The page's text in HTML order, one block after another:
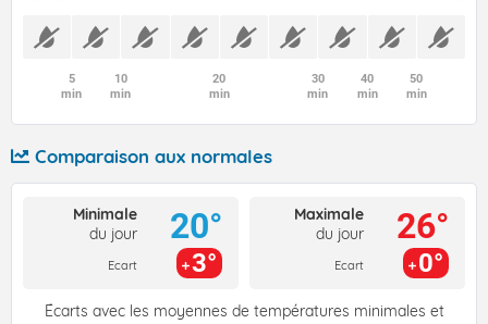
5
min
10
min
20
min
30
min
40
min
50
min
Comparaison aux normales
Minimale
du jour
Ecart
20°
3°
Maximale
du jour
Ecart
26°
0°
Écarts avec les moyennes de températures minimales et